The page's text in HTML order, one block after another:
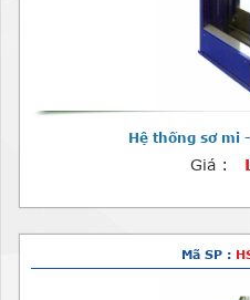
Hệ thống sơ mi
Giá :
Mã SP :